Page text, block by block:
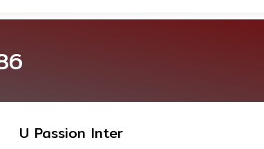
U Passion Inter